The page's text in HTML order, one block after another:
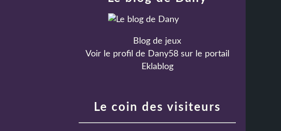
Blog de jeux
Voir le profil de Dany58sur le portail
Eklablog
Le coin des visiteurs